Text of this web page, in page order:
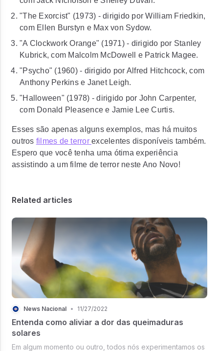
"The Exorcist" (1973) - dirigido por William Friedkin,
com Ellen Burstyn e Max von Sydow.
"A Clockwork Orange" (1971) - dirigido por Stanley
Kubrick, com Malcolm McDowell e Patrick Magee.
"Psycho" (1960) - dirigido por Alfred Hitchcock, com
Anthony Perkins e Janet Leigh.
"Halloween" (1978) - dirigido por John Carpenter,
com Donald Pleasence e Jamie Lee Curtis.
Esses são apenas alguns exemplos, mas há muitos
outros filmes de terror excelentes disponíveis também.
Espero que você tenha uma ótima experiência
assistindo a um filme de terror neste Ano Novo!
Related articles
News Nacional • 11/27/2022
Entenda como aliviar a dor das queimaduras
solares
Em algum momento ou outro, todos nós experimentamos os